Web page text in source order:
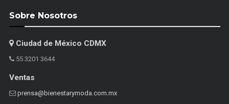
Sobre Nosotros
Ciudad de México CDMX
55 3201 3644
Ventas
prensa@bienestarymoda.com.mx